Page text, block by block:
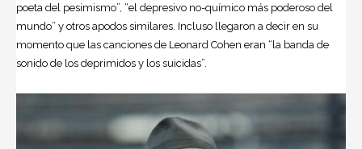
poeta del pesimismo”, “el depresivo no-químico más poderoso del
mundo” y otros apodos similares. Incluso llegaron a decir en su
momento que las canciones de Leonard Cohen eran “la banda de
sonido de los deprimidos y los suicidas”.